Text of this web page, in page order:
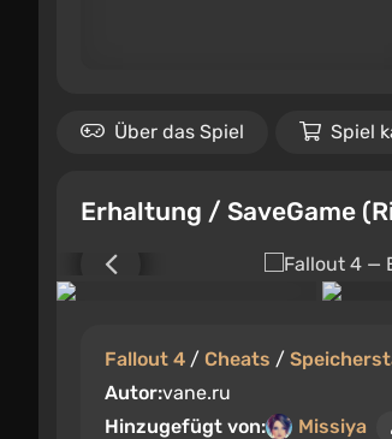
Über das Spiel Spiel
Erhaltung / SaveGame
Fallout 4 / Cheats /
Autor:vane.ru
Hinzugefügt von:
Missiya